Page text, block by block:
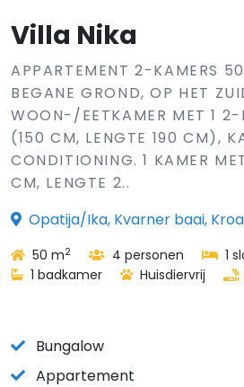
Villa Nika
APPARTEMENT 2-KAMERS
BEGANE GROND, OP HET
WOON-/EETKAMER MET 1 2-
(150 CM, LENGTE 190 CM),
CONDITIONING. 1 KAMER
CM, LENGTE 2..
Opatija/Ika, Kvarner baai,
50 m2 4 personen
1
1 badkamer
Huisdiervrij
Bungalow
Appartement